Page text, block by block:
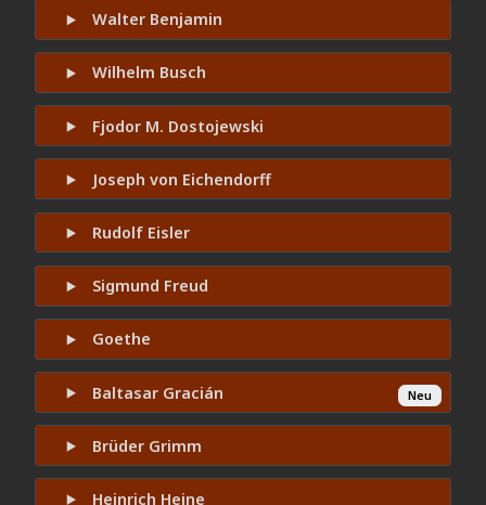
Walter Benjamin
Wilhelm Busch
Fjodor M. Dostojewski
Joseph von Eichendorff
Rudolf Eisler
Sigmund Freud
Goethe
Baltasar Gracián Neu
Brüder Grimm
Heinrich Heine